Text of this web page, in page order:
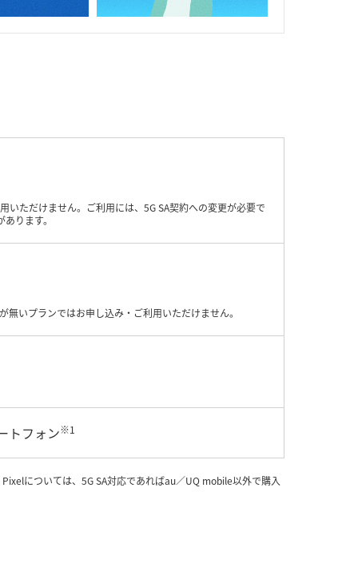
いただけません。ご利用には、5G SA契約への変更が必要で
ります。
いプランではお申し込み・ご利用いただけません。
トフォン※1
については、5G SA対応であればau／UQ mobile以外で購入